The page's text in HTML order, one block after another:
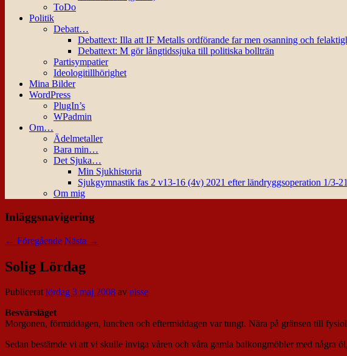
ToDo
Politik
Debatt…
Debattext: Illa att IF Metalls ordförande far men osanning och
Debattext: M gör långtidssjuka till politiska bollträn
Partisympatier
Ideologitillhörighet
Mina Bilder
WordPress
PlugIn’s
WPadmin
Om…
Ädelmetaller
Bara min…
Det Sjuka…
Min Sjukhistoria
Sjukgymnastik fas 2 v13-16 (4v) 2021 efter ländryggsoperation 1/3-21
Om mig
Inläggsnavigering
← Föregående Nästa →
Solig Lördag
Publiceratlördag 3 maj 2008 av nisse
Besvärsläget
Morgonen, förmiddagen, lunchen och eftermiddagen var tungt. Nära på gränsen till
Sedan bestämde vi att vi skulle inviga våren och våra gamla balkongmöbler med några